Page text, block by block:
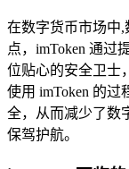
在数字货币市场中
点，imToken 通过
位贴心的安全卫士
使用 imToken 的
全，从而减少了数
保驾护航。